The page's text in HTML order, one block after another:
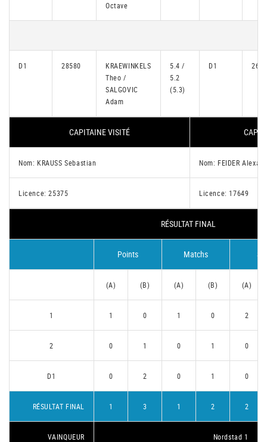
Octave
D1 28580
KRAEWINKELS
Theo /
SALGOVIC
Adam
5.4 /
5.2
(5.3)
D1
CAPITAINE VISITÉ
Nom: KRAUSS Sebastian Nom: FEIDER
Licence: 25375 Licence: 17649
RÉSULTAT FINAL
Points Matchs
(A) (B) (A) (B) (A)
1 1 0 1 0 2
2 0 1 0 1 0
D1 0 2 0 1 0
RÉSULTAT FINAL 1 3 1 2 2
VAINQUEUR Nordstad 1